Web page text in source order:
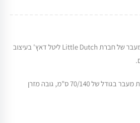
סדין למיטת תינוק או מיטת מעבר של חברת Little Dutch ליטל דאץ' בעיצוב
מתאים למיטת תינוק או מיטת מעבר בגודל של 70/140 ס"מ, גובה מזרן